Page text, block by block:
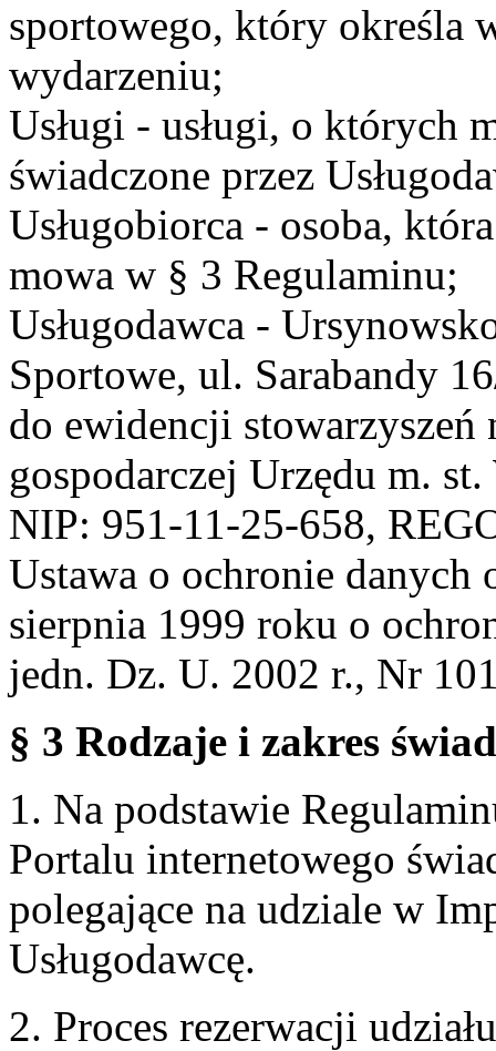
sportowego, który określa
wydarzeniu;
Usługi - usługi, o których
świadczone przez
Usługobiorca - osoba,
mowa w § 3 Regulaminu;
Usługodawca -
Sportowe, ul. Sarabandy
do ewidencji stowarzyszeń
gospodarczej Urzędu m.
NIP: 951-11-25-658,
Ustawa o ochronie danych
sierpnia 1999 roku o
jedn. Dz. U. 2002 r., Nr
§ 3 Rodzaje i zakres
1. Na podstawie
Portalu internetowego
polegające na udziale w
Usługodawcę.
2. Proces rezerwacji